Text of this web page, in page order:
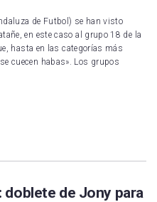
de Futbol) se han visto
en este caso al grupo 18 de la
hasta en las categorías más
cuecen habas». Los grupos
doblete de Jony para